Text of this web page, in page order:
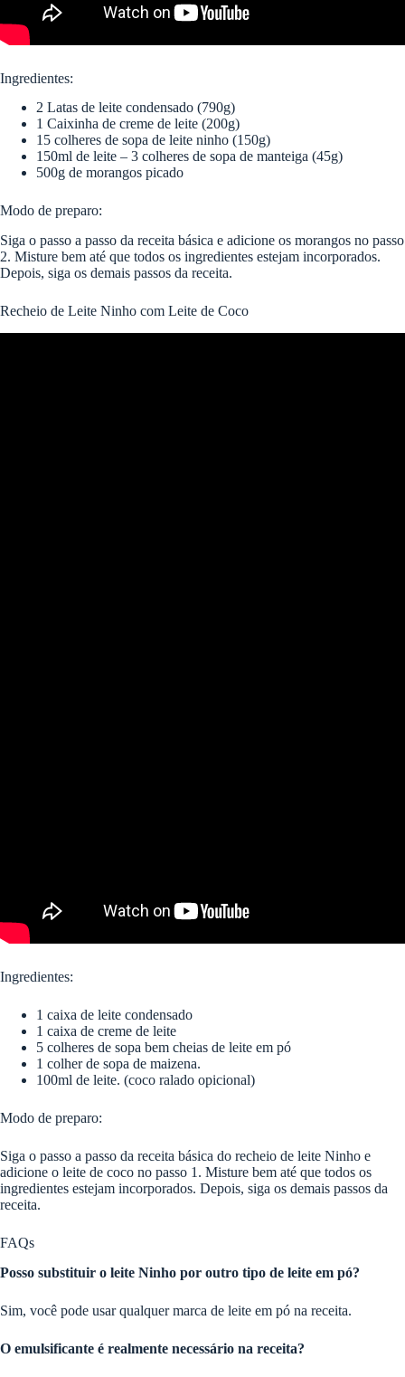
Ingredientes:
2 Latas de leite condensado (790g)
1 Caixinha de creme de leite (200g)
15 colheres de sopa de leite ninho (150g)
150ml de leite – 3 colheres de sopa de manteiga (45g)
500g de morangos picado
Modo de preparo:
Siga o passo a passo da receita básica e adicione os morangos no passo
2. Misture bem até que todos os ingredientes estejam incorporados.
Depois, siga os demais passos da receita.
Recheio de Leite Ninho com Leite de Coco
Ingredientes:
1 caixa de leite condensado
1 caixa de creme de leite
5 colheres de sopa bem cheias de leite em pó
1 colher de sopa de maizena.
100ml de leite. (coco ralado opicional)
Modo de preparo:
Siga o passo a passo da receita básica do recheio de leite Ninho e
adicione o leite de coco no passo 1. Misture bem até que todos os
ingredientes estejam incorporados. Depois, siga os demais passos da
receita.
FAQs
Posso substituir o leite Ninho por outro tipo de leite em pó?
Sim, você pode usar qualquer marca de leite em pó na receita.
O emulsificante é realmente necessário na receita?